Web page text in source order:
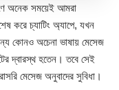
অনেক সময়েই আমরা
করে চ্যাটিং অ্যাপে, যখন
কোনও অচেনা ভাষায় মেসেজ
দ্বারস্থ হতেন। তবে সেই
মেসেজ অনুবাদের সুবিধা।